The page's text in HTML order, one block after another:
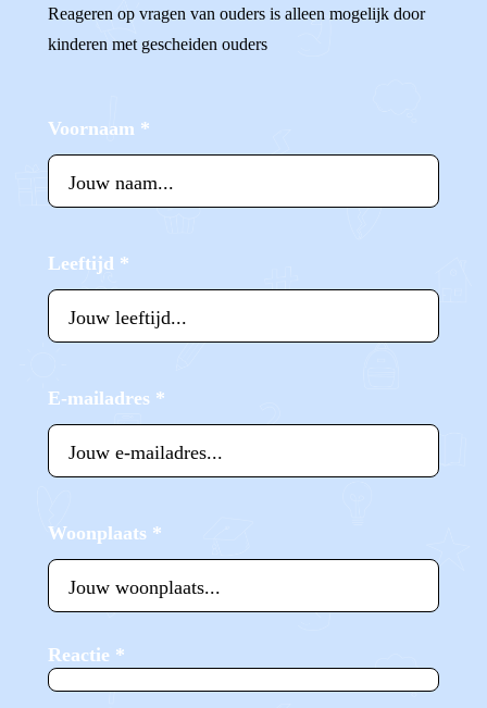
Reageren op vragen van ouders is alleen mogelijk door
kinderen met gescheiden ouders
Voornaam *
Leeftijd *
E-mailadres *
Woonplaats *
Reactie *